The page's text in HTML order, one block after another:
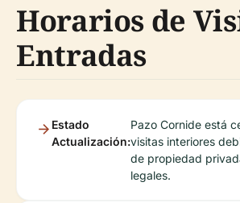
Horarios de
Entradas
Estado
Actualización:
Pazo Cornide está
visitas interiores
de propiedad
legales.